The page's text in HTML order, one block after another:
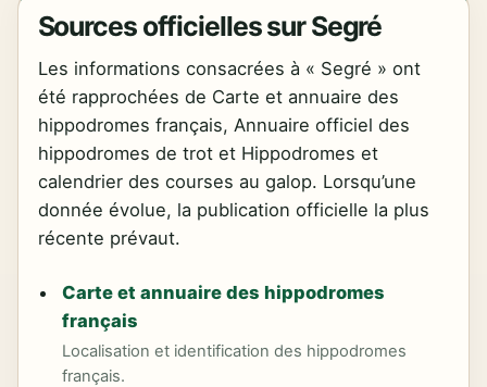
Sources officielles sur Segré
Les informations consacrées à « Segré » ont
été rapprochées de Carte et annuaire des
hippodromes français, Annuaire officiel des
hippodromes de trot et Hippodromes et
calendrier des courses au galop. Lorsqu’une
donnée évolue, la publication officielle la plus
récente prévaut.
Carte et annuaire des hippodromes
français
Localisation et identification des hippodromes
français.